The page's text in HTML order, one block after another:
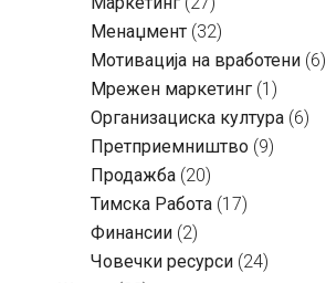
Менаџмент (32)
Мотивација на вработени (6)
Мрежен маркетинг (1)
Организациска култура (6)
Претприемништво (9)
Продажба (20)
Тимска Работа (17)
Финансии (2)
Човечки ресурси (24)